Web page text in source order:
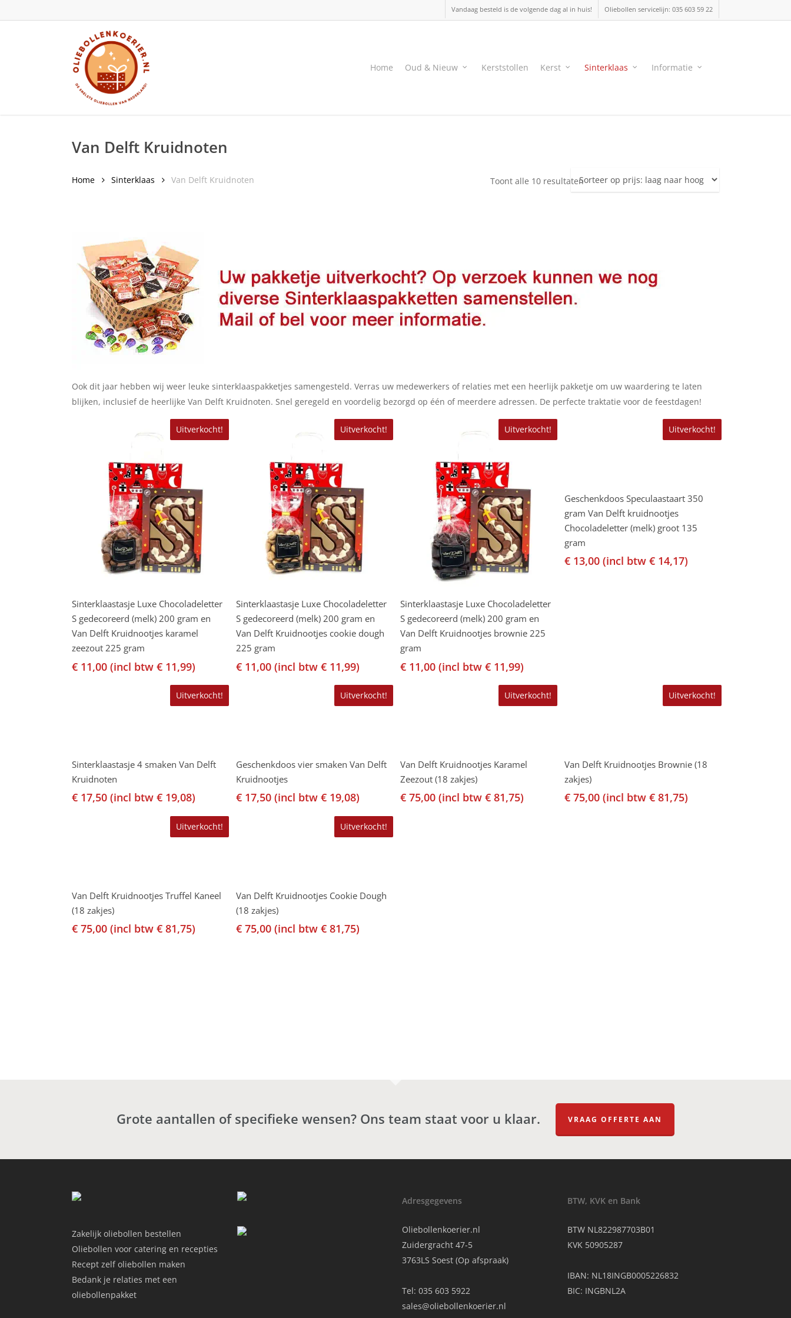
to
Vandaag besteld is de volgende dag al in huis! Oliebollen servicelijn: 035 603 59 22
Home Oud & Nieuw Kerststollen Kerst Sinterklaas Informatie
Van Delft Kruidnoten
Toont alle 10 resultatenGesorteerd
op
Home Sinterklaas Van Delft Kruidnoten
Ook dit jaar hebben wij weer leuke sinterklaaspakketjes samengesteld. Verras uw medewerkers of relaties met een heerlijk pakketje om uw waardering te laten
blijken, inclusief de heerlijke Van Delft Kruidnoten. Snel geregeld en voordelig bezorgd op één of meerdere adressen. De perfecte traktatie voor de feestdagen!
Lees Verder
Uitverkocht!
Sinterklaastasje Luxe Chocoladeletter
S gedecoreerd (melk) 200 gram en
Van Delft Kruidnootjes karamel
zeezout 225 gram
€ 11,00 (incl btw € 11,99)
Lees Verder
Uitverkocht!
Sinterklaastasje Luxe Chocoladeletter
S gedecoreerd (melk) 200 gram en
Van Delft Kruidnootjes cookie dough
225 gram
€ 11,00 (incl btw € 11,99)
Lees Verder
Uitverkocht!
Sinterklaastasje Luxe Chocoladeletter
S gedecoreerd (melk) 200 gram en
Van Delft Kruidnootjes brownie 225
gram
€ 11,00 (incl btw € 11,99)
Lees Verder
Uitverkocht!
Geschenkdoos Speculaastaart 350
gram Van Delft kruidnootjes
Chocoladeletter (melk) groot 135
gram
€ 13,00 (incl btw € 14,17)
Lees Verder
Uitverkocht!
Sinterklaastasje 4 smaken Van Delft
Kruidnoten
€ 17,50 (incl btw € 19,08)
Lees Verder
Uitverkocht!
Geschenkdoos vier smaken Van Delft
Kruidnootjes
€ 17,50 (incl btw € 19,08)
Lees Verder
Uitverkocht!
Van Delft Kruidnootjes Karamel
Zeezout (18 zakjes)
€ 75,00 (incl btw € 81,75)
Lees Verder
Uitverkocht!
Van Delft Kruidnootjes Brownie (18
zakjes)
€ 75,00 (incl btw € 81,75)
Lees Verder
Uitverkocht!
Van Delft Kruidnootjes Truffel Kaneel
(18 zakjes)
€ 75,00 (incl btw € 81,75)
Lees Verder
Uitverkocht!
Van Delft Kruidnootjes Cookie Dough
(18 zakjes)
€ 75,00 (incl btw € 81,75)
Grote aantallen of specifieke wensen? Ons team staat voor u klaar. VRAAG OFFERTE AAN
Zakelijk oliebollen bestellen
Oliebollen voor catering en recepties
Recept zelf oliebollen maken
Bedank je relaties met een
oliebollenpakket
Adresgegevens
Oliebollenkoerier.nl
Zuidergracht 47-5
3763LS Soest (Op afspraak)
Tel: 035 603 5922
sales@oliebollenkoerier.nl
BTW, KVK en Bank
BTW NL822987703B01
KVK 50905287
IBAN: NL18INGB0005226832
BIC: INGBNL2A